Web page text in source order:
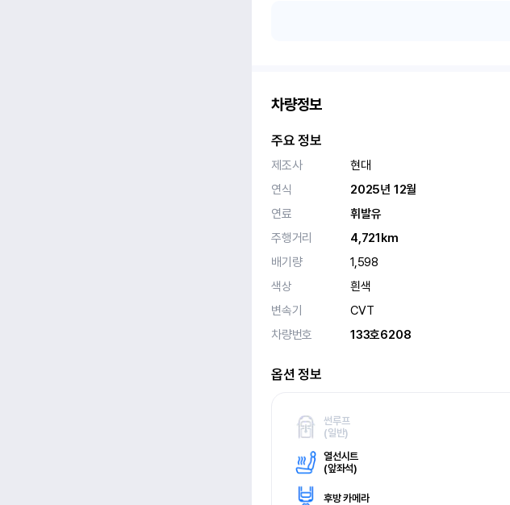
차량정보
주요 정보
제조사
현대
연식
2025년 12월
연료
휘발유
주행거리
4,721km
배기량
1,598
색상
흰색
변속기
CVT
차량번호
133호6208
옵션 정보
썬루프
(일반)
열선시트
(앞좌석)
후방 카메라